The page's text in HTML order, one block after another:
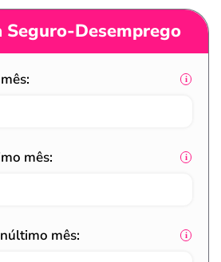
Seguro-Desemprego
mês:
mês: